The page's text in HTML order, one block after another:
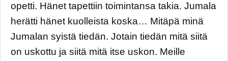
opetti. Hänet tapettiin toimintansa takia. Jumala
herätti hänet kuolleista koska… Mitäpä minä
Jumalan syistä tiedän. Jotain tiedän mitä siitä
on uskottu ja siitä mitä itse uskon. Meille